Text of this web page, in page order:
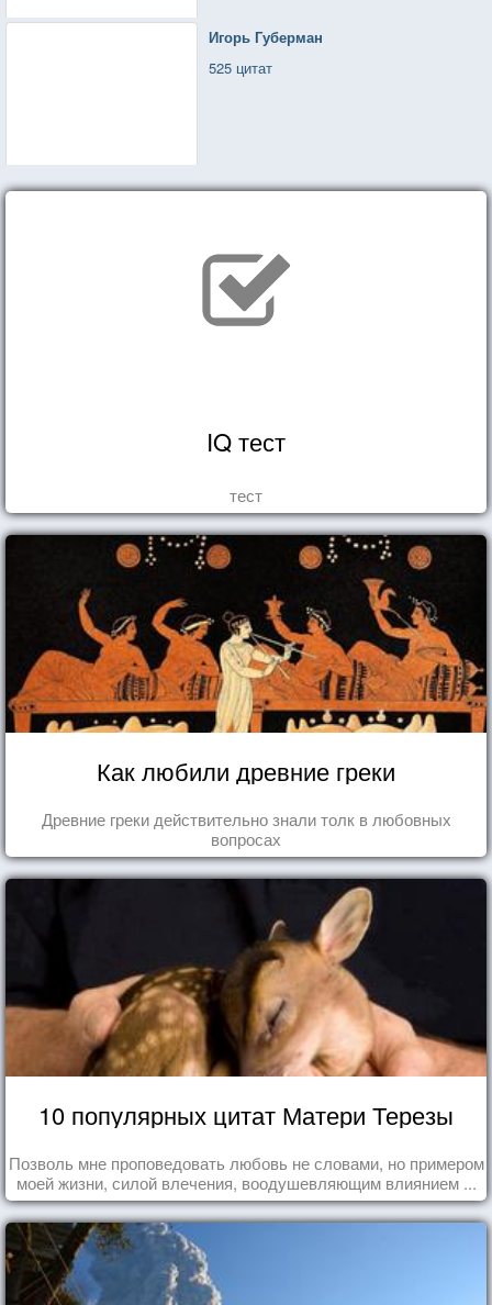
Игорь Губерман
525 цитат
IQ тест
тест
Как любили древние греки
Древние греки действительно знали толк в любовных
вопросах
10 популярных цитат Матери Терезы
Позволь мне проповедовать любовь не словами, но примером
моей жизни, силой влечения, воодушевляющим влиянием ...